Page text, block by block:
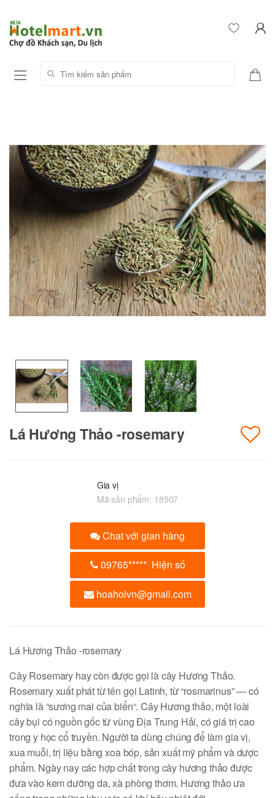
Tìm kiếm sản phẩm:
Lá Hương Thảo -rosemary
Gia vị
Mã sản phẩm: 18507
Chat với gian hàng
09765***** Hiện số
hoahoivn@gmail.com
Lá Hương Thảo -rosemary
Cây Rosemary hay còn được gọi là cây Hương Thảo.
Rosemary xuất phát từ tên gọi Latinh, từ “rosmarinus” — có
nghĩa là “sương mai của biển“. Cây Hương thảo, một loài
cây bụi có nguồn gốc từ vùng Địa Trung Hải, có giá trị cao
trong y học cổ truyền. Người ta dùng chúng để làm gia vị,
xua muỗi, trị liệu bằng xoa bóp, sản xuất mỹ phẩm và dược
phẩm. Ngày nay các hợp chất trong cây hương thảo được
đưa vào kem dưỡng da, xà phòng thơm. Hương thảo ưa